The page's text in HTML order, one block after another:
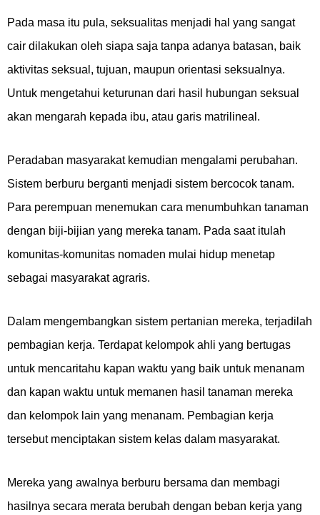
Pada masa itu pula, seksualitas menjadi hal yang sangat
cair dilakukan oleh siapa saja tanpa adanya batasan, baik
aktivitas seksual, tujuan, maupun orientasi seksualnya.
Untuk mengetahui keturunan dari hasil hubungan seksual
akan mengarah kepada ibu, atau garis matrilineal.
Peradaban masyarakat kemudian mengalami perubahan.
Sistem berburu berganti menjadi sistem bercocok tanam.
Para perempuan menemukan cara menumbuhkan tanaman
dengan biji-bijian yang mereka tanam. Pada saat itulah
komunitas-komunitas nomaden mulai hidup menetap
sebagai masyarakat agraris.
Dalam mengembangkan sistem pertanian mereka, terjadilah
pembagian kerja. Terdapat kelompok ahli yang bertugas
untuk mencaritahu kapan waktu yang baik untuk menanam
dan kapan waktu untuk memanen hasil tanaman mereka
dan kelompok lain yang menanam. Pembagian kerja
tersebut menciptakan sistem kelas dalam masyarakat.
Mereka yang awalnya berburu bersama dan membagi
hasilnya secara merata berubah dengan beban kerja yang